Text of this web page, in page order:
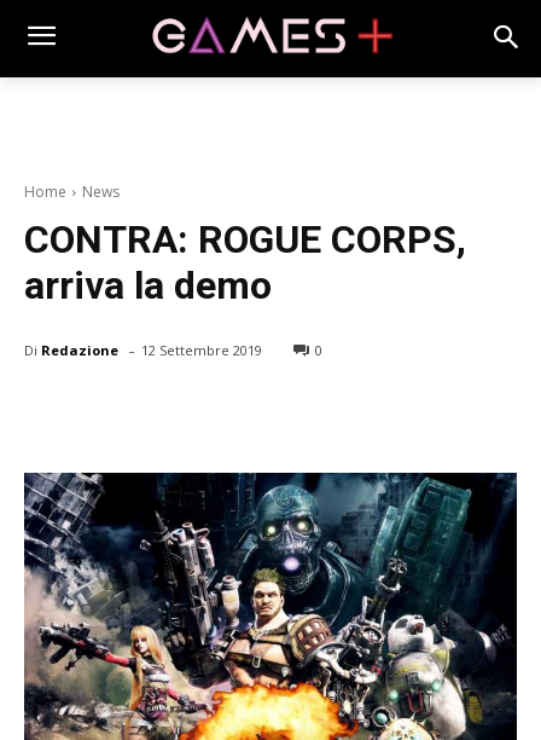
Home News
CONTRA: ROGUE CORPS,
arriva la demo
Di Redazione - 12 Settembre 2019 0